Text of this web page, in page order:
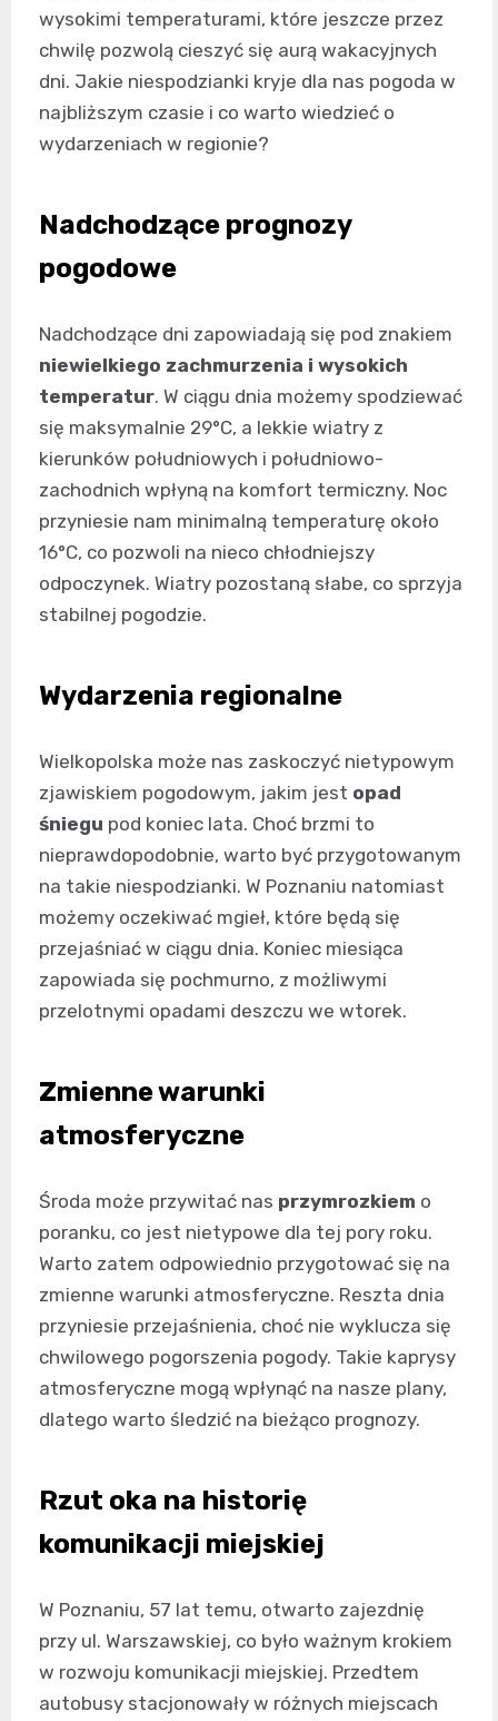
wysokimi temperaturami, które jeszcze przez
chwilę pozwolą cieszyć się aurą wakacyjnych
dni. Jakie niespodzianki kryje dla nas pogoda w
najbliższym czasie i co warto wiedzieć o
wydarzeniach w regionie?
Nadchodzące prognozy
pogodowe
Nadchodzące dni zapowiadają się pod znakiem
niewielkiego zachmurzenia i wysokich
temperatur. W ciągu dnia możemy spodziewać
się maksymalnie 29°C, a lekkie wiatry z
kierunków południowych i południowo-
zachodnich wpłyną na komfort termiczny. Noc
przyniesie nam minimalną temperaturę około
16°C, co pozwoli na nieco chłodniejszy
odpoczynek. Wiatry pozostaną słabe, co sprzyja
stabilnej pogodzie.
Wydarzenia regionalne
Wielkopolska może nas zaskoczyć nietypowym
zjawiskiem pogodowym, jakim jest opad
śniegu pod koniec lata. Choć brzmi to
nieprawdopodobnie, warto być przygotowanym
na takie niespodzianki. W Poznaniu natomiast
możemy oczekiwać mgieł, które będą się
przejaśniać w ciągu dnia. Koniec miesiąca
zapowiada się pochmurno, z możliwymi
przelotnymi opadami deszczu we wtorek.
Zmienne warunki
atmosferyczne
Środa może przywitać nas przymrozkiem o
poranku, co jest nietypowe dla tej pory roku.
Warto zatem odpowiednio przygotować się na
zmienne warunki atmosferyczne. Reszta dnia
przyniesie przejaśnienia, choć nie wyklucza się
chwilowego pogorszenia pogody. Takie kaprysy
atmosferyczne mogą wpłynąć na nasze plany,
dlatego warto śledzić na bieżąco prognozy.
Rzut oka na historię
komunikacji miejskiej
W Poznaniu, 57 lat temu, otwarto zajezdnię
przy ul. Warszawskiej, co było ważnym krokiem
w rozwoju komunikacji miejskiej. Przedtem
autobusy stacjonowały w różnych miejscach